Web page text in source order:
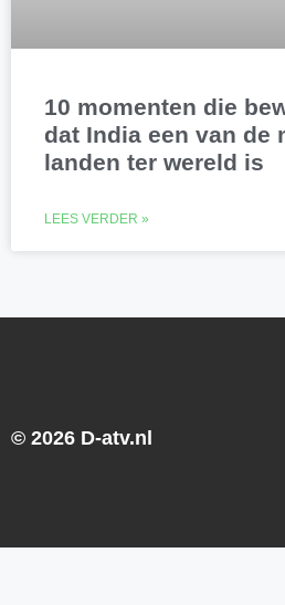
10 momenten die
dat India een van de
landen ter wereld is
LEES VERDER »
© 2026 D-atv.nl